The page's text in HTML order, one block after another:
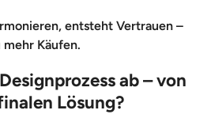
entsteht Vertrauen –
Käufen.
ab – von
Lösung?